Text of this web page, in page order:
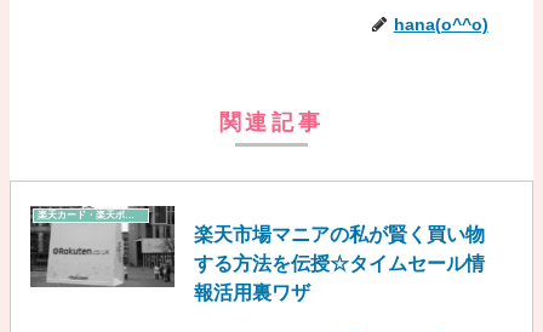
hana(o^^o)
関連記事
楽天カード・楽天ポイント
楽天市場マニアの私が賢く買い物
する方法を伝授☆タイムセール情
報活用裏ワザ